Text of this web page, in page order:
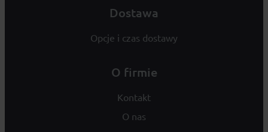
Dostawa
Opcje i czas dostawy
O firmie
Kontakt
O nas